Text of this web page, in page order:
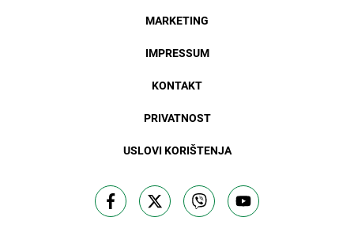
MARKETING
IMPRESSUM
KONTAKT
PRIVATNOST
USLOVI KORIŠTENJA